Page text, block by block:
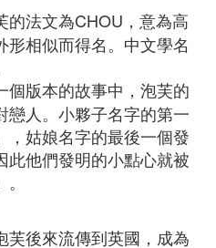
的法文為CHOU，意為高
形相似而得名。中文學名
個版本的故事中，泡芙的
戀人。小夥子名字的第一
，姑娘名字的最後一個發
此他們發明的小點心就被
芙後來流傳到英國，成為